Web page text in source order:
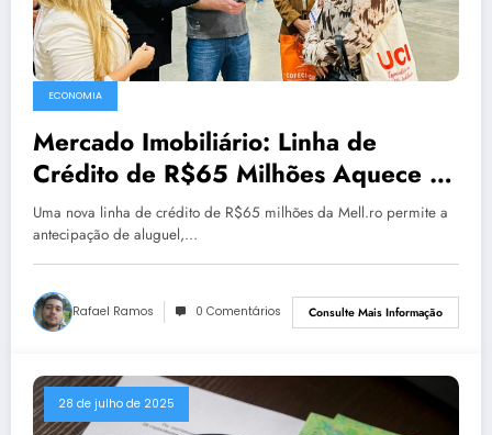
ECONOMIA
Mercado Imobiliário: Linha de
Crédito de R$65 Milhões Aquece o
Setor
Uma nova linha de crédito de R$65 milhões da Mell.ro permite a
antecipação de aluguel,…
Rafael Ramos 0 Comentários Consulte Mais Informação
28 de julho de 2025